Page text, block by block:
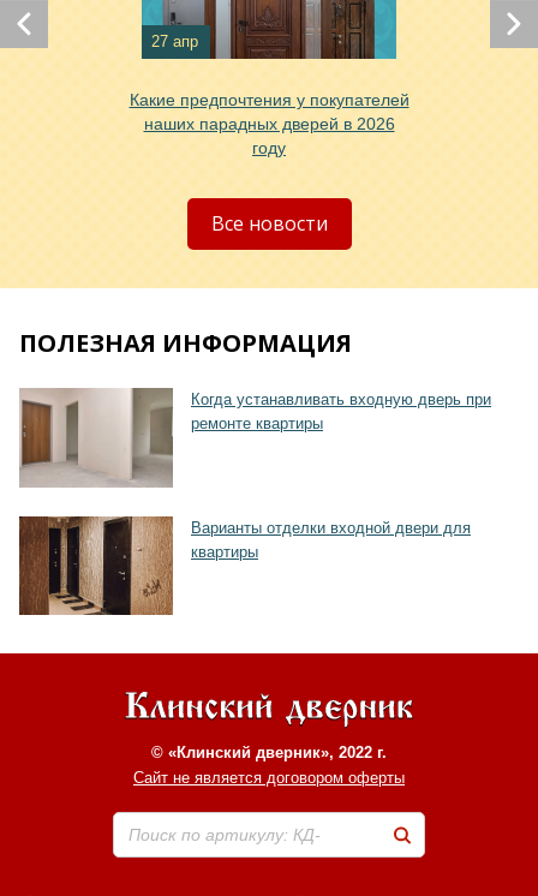
27 апр
Какие предпочтения у покупателей
наших парадных дверей в 2026
году
Все новости
ПОЛЕЗНАЯ ИНФОРМАЦИЯ
Когда устанавливать входную дверь при
ремонте квартиры
Варианты отделки входной двери для
квартиры
© «Клинский дверник», 2022 г.
Сайт не является договором оферты
Поиск по артикулу: КД-